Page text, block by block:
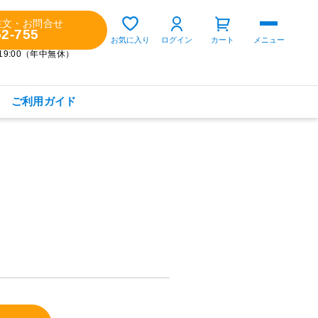
文・お問合せ
755
（年中無休）
お気に入り ログイン カート メニュー
ご利用ガイド
ゲスト 様